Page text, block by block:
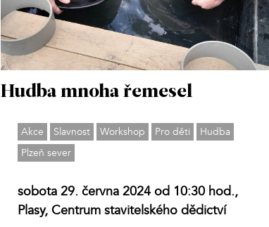
Hudba mnoha řemesel
Akce Slavnost Workshop Pro děti
Hudba
Plzeň sever
sobota 29. června 2024 od 10:30 hod.,
Plasy, Centrum stavitelského dědictví